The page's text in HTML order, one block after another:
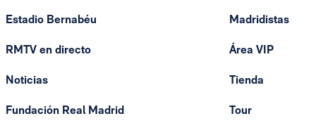
Estadio Bernabéu
RMTV en directo
Noticias
Fundación Real Madrid
Madridistas
Área VIP
Tienda
Tour